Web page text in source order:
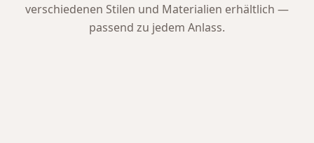
verschiedenen Stilen und Materialien erhältlich —
passend zu jedem Anlass.